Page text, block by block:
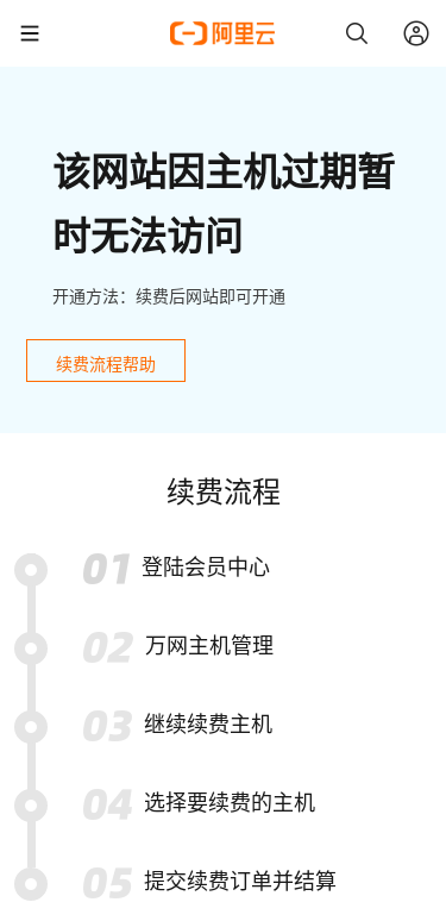
该网站因主机过期暂
时无法访问
开通方法：续费后网站即可开通
续费流程帮助
续费流程
登陆会员中心
万网主机管理
继续续费主机
选择要续费的主机
提交续费订单并结算